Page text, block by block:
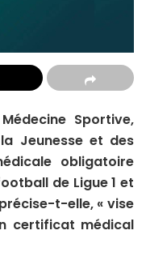
Sportive,
Jeunesse et des
obligatoire
de Ligue 1 et
t-elle, « vise
certificat médical